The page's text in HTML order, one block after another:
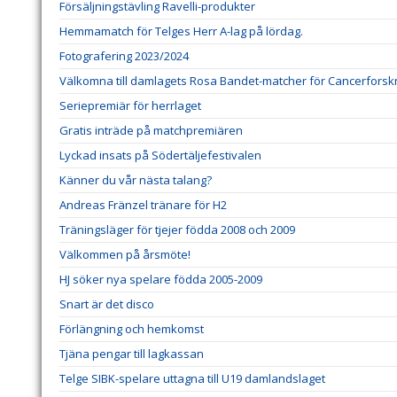
Försäljningstävling Ravelli-produkter
Hemmamatch för Telges Herr A-lag på lördag.
Fotografering 2023/2024
Välkomna till damlagets Rosa Bandet-matcher för
Seriepremiär för herrlaget
Gratis inträde på matchpremiären
Lyckad insats på Södertäljefestivalen
Känner du vår nästa talang?
Andreas Fränzel tränare för H2
Träningsläger för tjejer födda 2008 och 2009
Välkommen på årsmöte!
HJ söker nya spelare födda 2005-2009
Snart är det disco
Förlängning och hemkomst
Tjäna pengar till lagkassan
Telge SIBK-spelare uttagna till U19 damlandslaget